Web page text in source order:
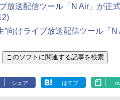
放送配信ツール「N Air」が正
”向けライブ放送配信ツール「
シェア はてブ